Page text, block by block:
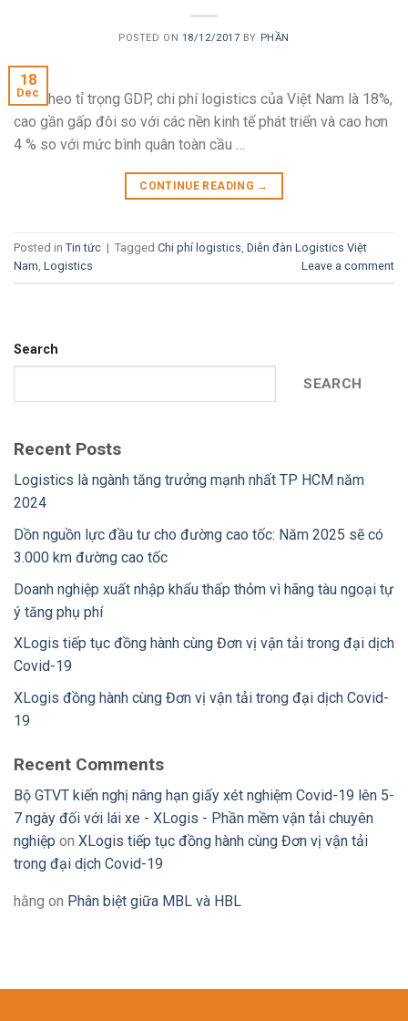
POSTED ON 18/12/2017 BY PHẦN
18
Dec
Tính theo tỉ trọng GDP, chi phí logistics của Việt Nam là 18%,
cao gần gấp đôi so với các nền kinh tế phát triển và cao hơn
4 % so với mức bình quân toàn cầu …
CONTINUE READING →
Posted in Tin tức | Tagged Chi phí logistics, Diễn đàn Logistics Việt
Nam, Logistics Leave a comment
Search
SEARCH
Recent Posts
Logistics là ngành tăng trưởng mạnh nhất TP HCM năm
2024
Dồn nguồn lực đầu tư cho đường cao tốc: Năm 2025 sẽ có
3.000 km đường cao tốc
Doanh nghiệp xuất nhập khẩu thấp thỏm vì hãng tàu ngoại tự
ý tăng phụ phí
XLogis tiếp tục đồng hành cùng Đơn vị vận tải trong đại dịch
Covid-19
XLogis đồng hành cùng Đơn vị vận tải trong đại dịch Covid-
19
Recent Comments
Bộ GTVT kiến nghị nâng hạn giấy xét nghiệm Covid-19 lên 5-
7 ngày đối với lái xe - XLogis - Phần mềm vận tải chuyên
nghiệp on XLogis tiếp tục đồng hành cùng Đơn vị vận tải
trong đại dịch Covid-19
hằng on Phân biệt giữa MBL và HBL